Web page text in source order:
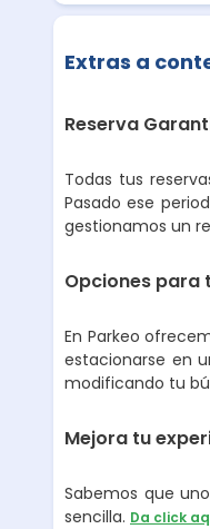
Extras a
Reserva
Todas tus
Pasado ese
gestionamos un
Opciones para
En Parkeo
estacionarse en
modificando tu
Mejora tu
Sabemos que
sencilla. Da click